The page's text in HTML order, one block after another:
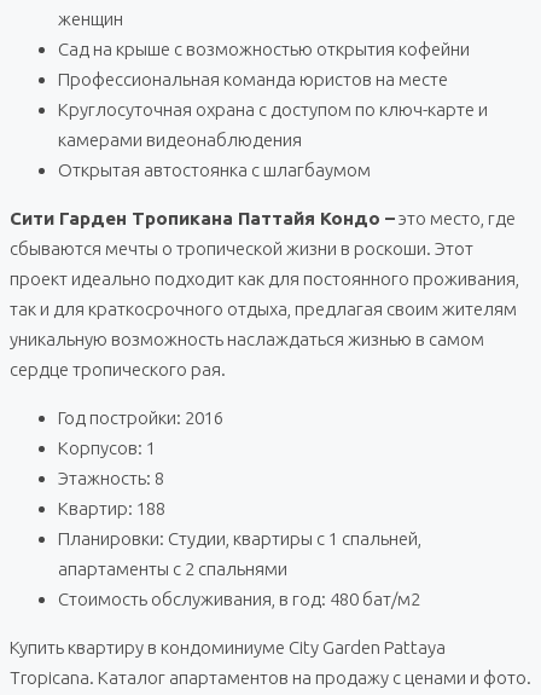
женщин
Сад на крыше с возможностью открытия кофейни
Профессиональная команда юристов на месте
Круглосуточная охрана с доступом по ключ-карте и
камерами видеонаблюдения
Открытая автостоянка с шлагбаумом
Сити Гарден Тропикана Паттайя Кондо –это место, где
сбываются мечты о тропической жизни в роскоши. Этот
проект идеально подходит как для постоянного проживания,
так и для краткосрочного отдыха, предлагая своим жителям
уникальную возможность наслаждаться жизнью в самом
сердце тропического рая.
Год постройки: 2016
Корпусов: 1
Этажность: 8
Квартир: 188
Планировки: Студии, квартиры с 1 спальней,
апартаменты с 2 спальнями
Стоимость обслуживания, в год: 480 бат/м2
Купить квартиру в кондоминиуме City Garden Pattaya
Tropicana. Каталог апартаментов на продажу с ценами и фото.